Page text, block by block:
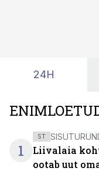
24H
1
ST
Liivalaia
ootab uut